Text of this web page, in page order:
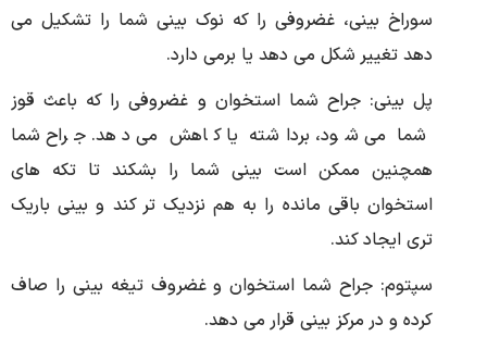
سوراخ بینی، غضروفی را که نوک بینی شما را تشکیل می
دهد تغییر شکل می دهد یا برمی دارد.
پل بینی: جراح شما استخوان و غضروفی را که باعث قوز
شما می شود، برداشته یا کاهش می دهد. جراح شما
همچنین ممکن است بینی شما را بشکند تا تکه های
استخوان باقی مانده را به هم نزدیک تر کند و بینی باریک
تری ایجاد کند.
سپتوم: جراح شما استخوان و غضروف تیغه بینی را صاف
کرده و در مرکز بینی قرار می دهد.